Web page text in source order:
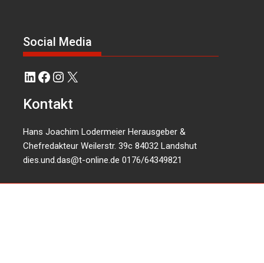
Social Media
LinkedIn
Facebook
Instagram
X
Kontakt
Hans Joachim Lodermeier Herausgeber &
Chefredakteur Weilerstr. 39c 84032 Landshut
dies.und.das@t-online.de 0176/64349821